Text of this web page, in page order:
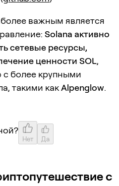
важным является
Solana активно
сетевые ресурсы,
ценности SOL,
с более крупными
такими какAlpenglow.
Нет Да
с